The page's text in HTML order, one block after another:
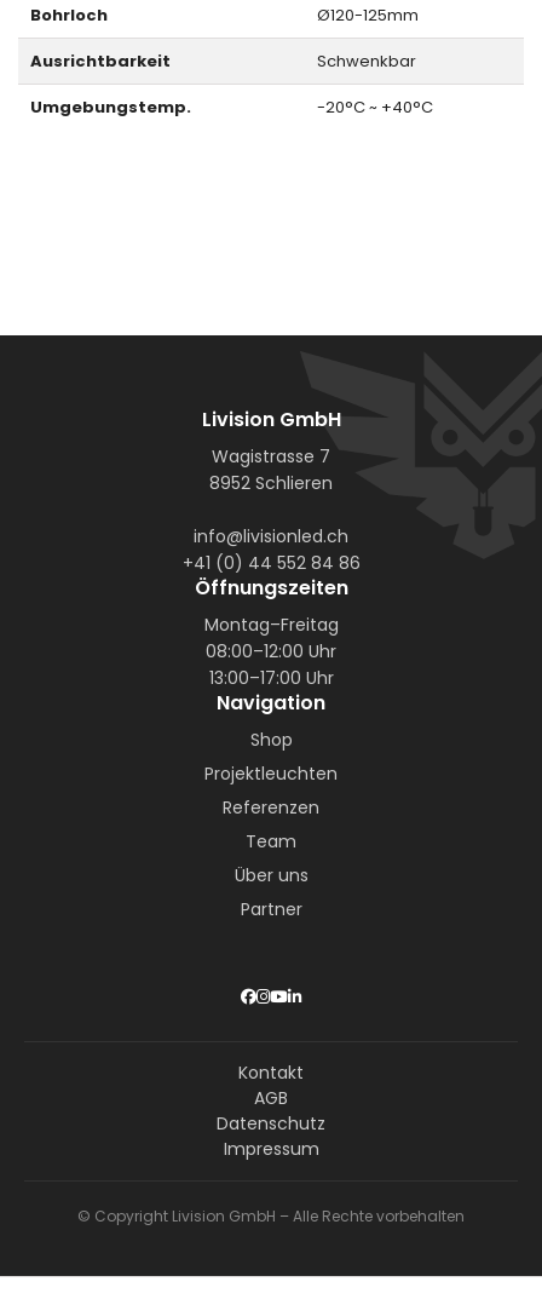
Bohrloch
Ø120-125mm
Ausrichtbarkeit
Schwenkbar
Umgebungstemp.
-20°C ~ +40°C
Livision GmbH
Wagistrasse 7
8952 Schlieren
info@livisionled.ch
+41 (0) 44 552 84 86
Öffnungszeiten
Montag–Freitag
08:00–12:00 Uhr
13:00–17:00 Uhr
Navigation
Shop
Projektleuchten
Referenzen
Team
Über uns
Partner
Kontakt
AGB
Datenschutz
Impressum
© Copyright Livision GmbH – Alle Rechte vorbehalten